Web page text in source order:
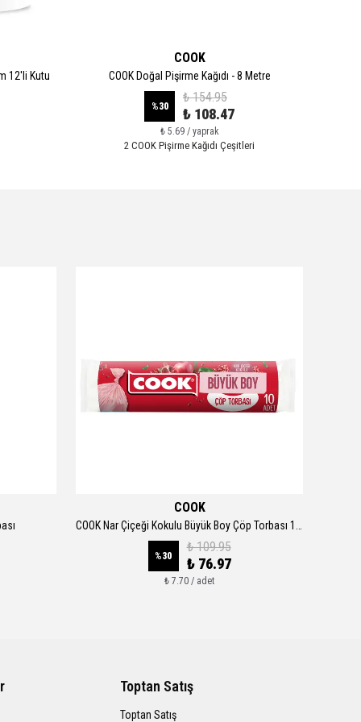
12'li Kutu
COOK
COOK Doğal Pişirme Kağıdı - 8 Metre
%30
₺ 154.95
₺ 108.47
₺ 5.69 / yaprak
2 COOK Pişirme Kağıdı Çeşitleri
COOK
COOK Nar Çiçeği Kokulu Büyük Boy Çöp Torbası 10 Yp
%30
₺ 109.95
₺ 76.97
₺ 7.70 / adet
Toptan Satış
Toptan Satış